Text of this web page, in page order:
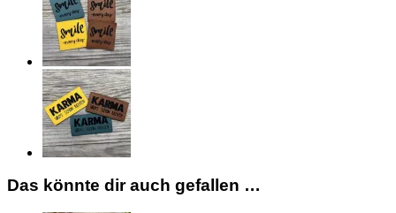
Das könnte dir auch gefallen …